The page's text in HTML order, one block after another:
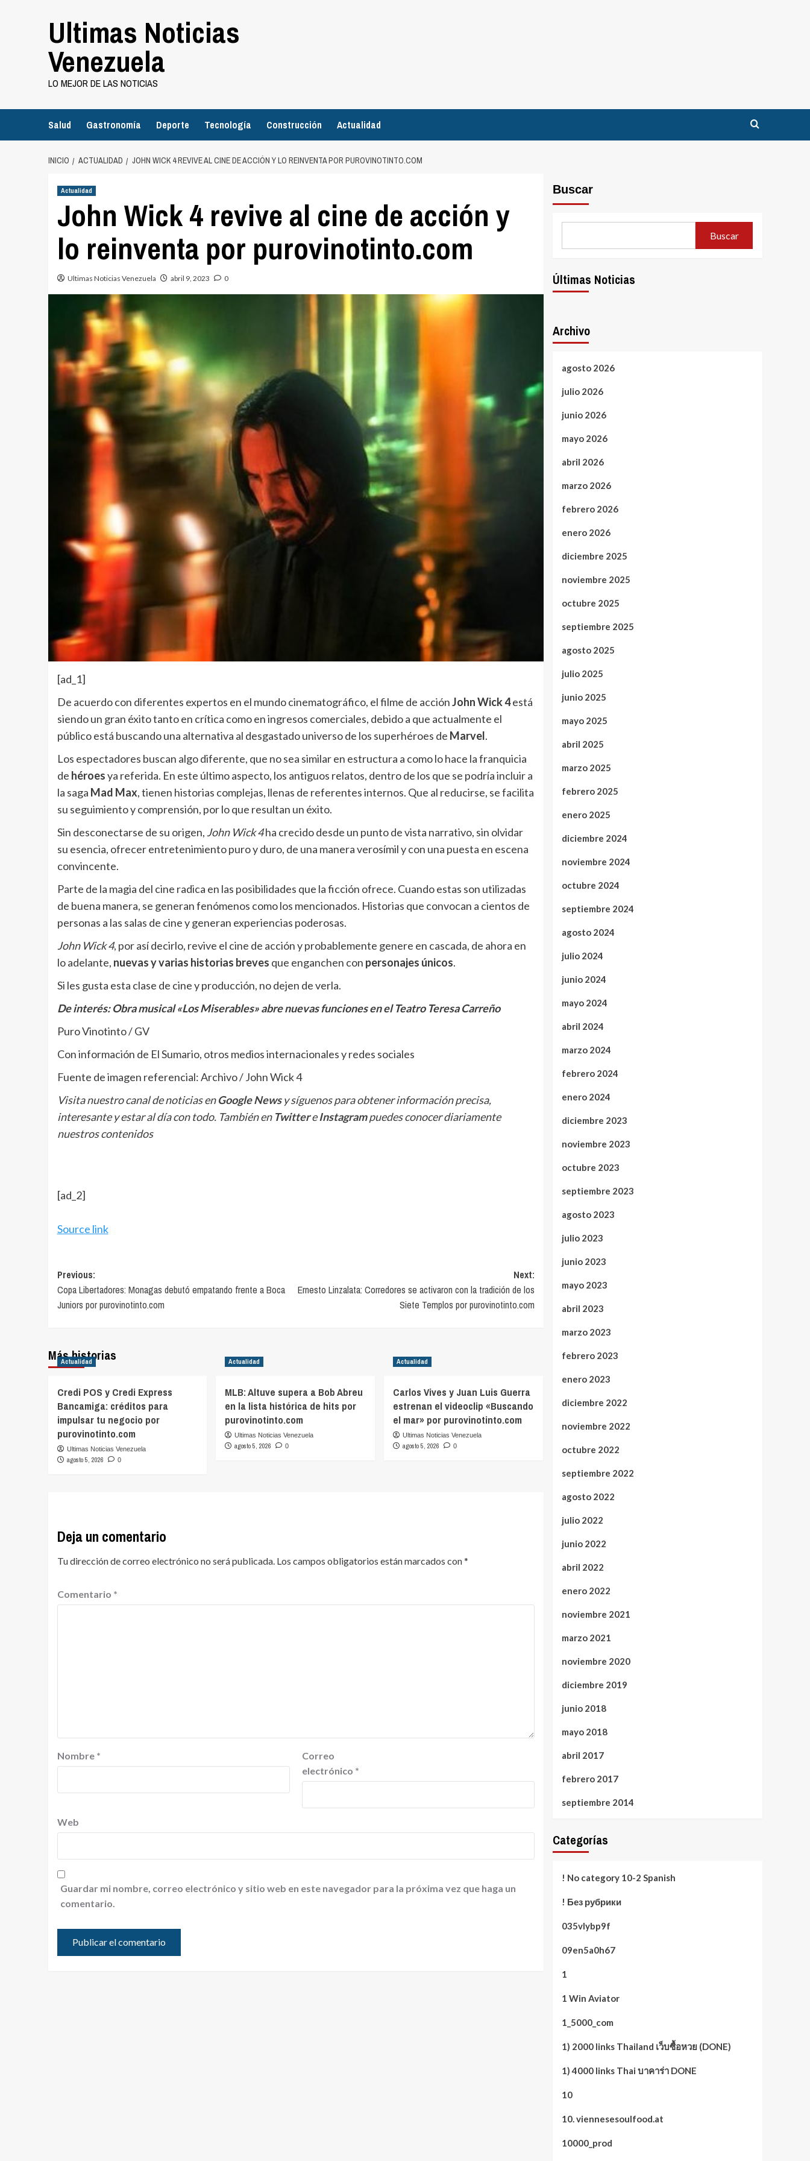
Ultimas Noticias
Venezuela
LO MEJOR DE LAS NOTICIAS
Salud Gastronomía Deporte Tecnología Construcción Actualidad
INICIO ACTUALIDAD JOHN WICK 4 REVIVE AL CINE DE ACCIÓN Y LO REINVENTA POR PUROVINOTINTO.COM
Actualidad
John Wick 4 revive al cine de acción y
lo reinventa por purovinotinto.com
Ultimas Noticias Venezuela abril 9, 2023 0
[ad_1]
De acuerdo con diferentes expertos en el mundo cinematográfico, el filme de acciónJohn Wick 4está
siendo un gran éxito tanto en crítica como en ingresos comerciales, debido a que actualmente el
público está buscando una alternativa al desgastado universo de los superhéroes de Marvel.
Los espectadores buscan algo diferente, que no sea similar en estructura a como lo hace la franquicia
de héroesya referida. En este último aspecto, los antiguos relatos, dentro de los que se podría incluir a
la saga Mad Max, tienen historias complejas, llenas de referentes internos. Que al reducirse, se facilita
su seguimiento y comprensión, por lo que resultan un éxito.
Sin desconectarse de su origen, John Wick 4ha crecido desde un punto de vista narrativo, sin olvidar
su esencia, ofrecer entretenimiento puro y duro, de una manera verosímil y con una puesta en escena
convincente.
Parte de la magia del cine radica en las posibilidades que la ficción ofrece. Cuando estas son utilizadas
de buena manera, se generan fenómenos como los mencionados. Historias que convocan a cientos de
personas a las salas de cine y generan experiencias poderosas.
John Wick 4, por así decirlo, revive el cine de acción y probablemente genere en cascada, de ahora en
lo adelante, nuevas y varias historias breves que enganchen con personajes únicos.
Si les gusta esta clase de cine y producción, no dejen de verla.
De interés:Obra musical «Los Miserables» abre nuevas funciones en el Teatro Teresa Carreño
Puro Vinotinto / GV
Con información de El Sumario, otros medios internacionales y redes sociales
Fuente de imagen referencial: Archivo / John Wick 4
Visita nuestro canal de noticias enGoogle Newsy síguenos para obtener información precisa,
interesante y estar al día con todo. También en TwittereInstagrampuedes conocer diariamente
nuestros contenidos
[ad_2]
Source link
Post
navigation
Previous:
Copa Libertadores: Monagas debutó empatando frente a Boca
Juniors por purovinotinto.com
Next:
Ernesto Linzalata: Corredores se activaron con la tradición de los
Siete Templos por purovinotinto.com
Más historias
Actualidad
Credi POS y Credi Express
Bancamiga: créditos para
impulsar tu negocio por
purovinotinto.com
Ultimas Noticias Venezuela
agosto 5, 2026 0
Actualidad
MLB: Altuve supera a Bob Abreu
en la lista histórica de hits por
purovinotinto.com
Ultimas Noticias Venezuela
agosto 5, 2026 0
Actualidad
Carlos Vives y Juan Luis Guerra
estrenan el videoclip «Buscando
el mar» por purovinotinto.com
Ultimas Noticias Venezuela
agosto 5, 2026 0
Deja un comentario
Tu dirección de correo electrónico no será publicada. Los campos obligatorios están marcados con*
Comentario *
Nombre *
Correo
electrónico *
Web
Guardar mi nombre, correo electrónico y sitio web en este navegador para la próxima vez que haga un
comentario.
Buscar
Buscar
Últimas Noticias
Archivo
agosto 2026
julio 2026
junio 2026
mayo 2026
abril 2026
marzo 2026
febrero 2026
enero 2026
diciembre 2025
noviembre 2025
octubre 2025
septiembre 2025
agosto 2025
julio 2025
junio 2025
mayo 2025
abril 2025
marzo 2025
febrero 2025
enero 2025
diciembre 2024
noviembre 2024
octubre 2024
septiembre 2024
agosto 2024
julio 2024
junio 2024
mayo 2024
abril 2024
marzo 2024
febrero 2024
enero 2024
diciembre 2023
noviembre 2023
octubre 2023
septiembre 2023
agosto 2023
julio 2023
junio 2023
mayo 2023
abril 2023
marzo 2023
febrero 2023
enero 2023
diciembre 2022
noviembre 2022
octubre 2022
septiembre 2022
agosto 2022
julio 2022
junio 2022
abril 2022
enero 2022
noviembre 2021
marzo 2021
noviembre 2020
diciembre 2019
junio 2018
mayo 2018
abril 2017
febrero 2017
septiembre 2014
Categorías
! No category 10-2 Spanish
! Без рубрики
035vlybp9f
09en5a0h67
1
1 Win Aviator
1_5000_com
1) 2000 links Thailand เว็บซื้อหวย (DONE)
1) 4000 links Thai บาคาร่า DONE
10
10. viennesesoulfood.at
10000_prod